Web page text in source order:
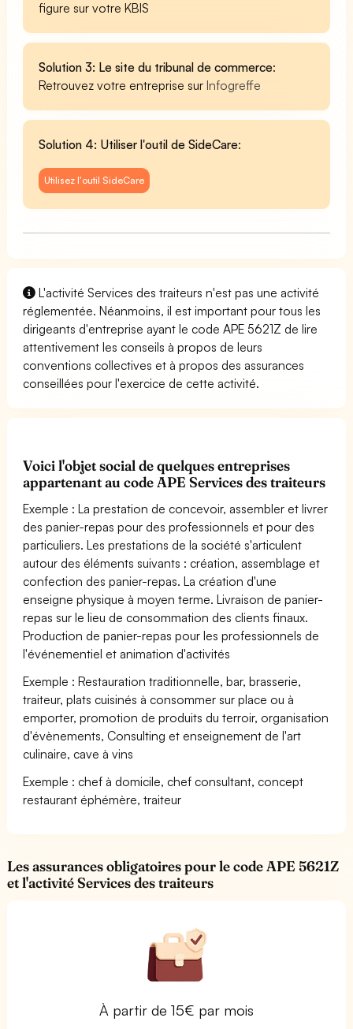
figure sur votre KBIS
Solution 3: Le site du tribunal de commerce:
Retrouvez votre entreprise surInfogreffe
Solution 4: Utiliser l'outil de SideCare:
Utilisez l'outil SideCare
L'activité Services des traiteurs n'est pas une activité
réglementée. Néanmoins, il est important pour tous les
dirigeants d'entreprise ayant le code APE 5621Z de lire
attentivement les conseils à propos de leurs
conventions collectives et à propos des assurances
conseillées pour l'exercice de cette activité.
Voici l'objet social de quelques entreprises
appartenant au code APE Services des traiteurs
Exemple : La prestation de concevoir, assembler et livrer
des panier-repas pour des professionnels et pour des
particuliers. Les prestations de la société s'articulent
autour des éléments suivants : création, assemblage et
confection des panier-repas. La création d'une
enseigne physique à moyen terme. Livraison de panier-
repas sur le lieu de consommation des clients finaux.
Production de panier-repas pour les professionnels de
l'événementiel et animation d'activités
Exemple : Restauration traditionnelle, bar, brasserie,
traiteur, plats cuisinés à consommer sur place ou à
emporter, promotion de produits du terroir, organisation
d'évènements, Consulting et enseignement de l'art
culinaire, cave à vins
Exemple : chef à domicile, chef consultant, concept
restaurant éphémère, traiteur
Les assurances obligatoires pour le code APE 5621Z
et l'activité Services des traiteurs
À partir de 15€ par mois